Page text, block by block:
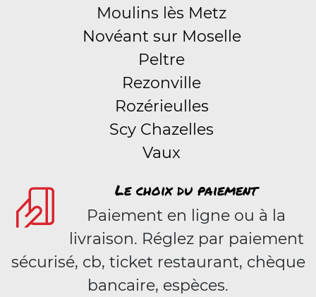
Moulins lès Metz
Novéant sur Moselle
Peltre
Rezonville
Rozérieulles
Scy Chazelles
Vaux
Le choix du paiement
Paiement en ligne ou à la
livraison. Réglez par paiement
sécurisé, cb, ticket restaurant, chèque
bancaire, espèces.